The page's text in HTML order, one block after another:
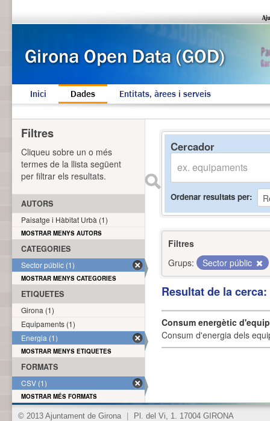
Inici Dades Entitats, àrees i serveis
Cercador
Ordenar resultats per
Filtres
Grups:
Sector públic
Resultat de la
Consum energètic
Consum d'energia dels
Filtres
Cliqueu sobre un o més
termes de la llista següent
per filtrar els resultats.
AUTORS
Paisatge i Hàbitat Urbà (1)
MOSTRAR MENYS AUTORS
CATEGORIES
Sector públic (1)
MOSTRAR MENYS CATEGORIES
ETIQUETES
Girona (1)
Equipaments (1)
Energia (1)
MOSTRAR MENYS ETIQUETES
FORMATS
CSV (1)
MOSTRAR MÉS FORMATS
© 2013 Ajuntament de Girona Pl. del Vi, 1. 17004 GIRONA